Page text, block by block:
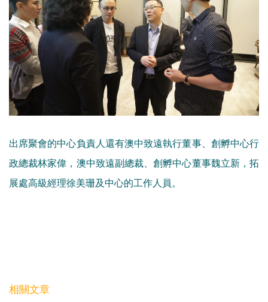
出席聚會的中心負責人還有澳中致遠執行董事、創孵中心行
政總裁林家偉，澳中致遠副總裁、創孵中心董事魏立新，拓
展處高級經理徐美珊及中心的工作人員。
相關文章